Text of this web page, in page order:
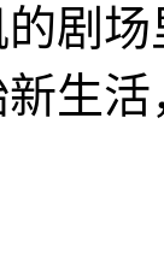
剧
生